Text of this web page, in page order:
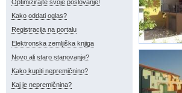
Optimizirajte svoje poslovanje!
Kako oddati oglas?
Registracija na portalu
Elektronska zemljiška knjiga
Novo ali staro stanovanje?
Kako kupiti nepremičnino?
Kaj je nepremičnina?